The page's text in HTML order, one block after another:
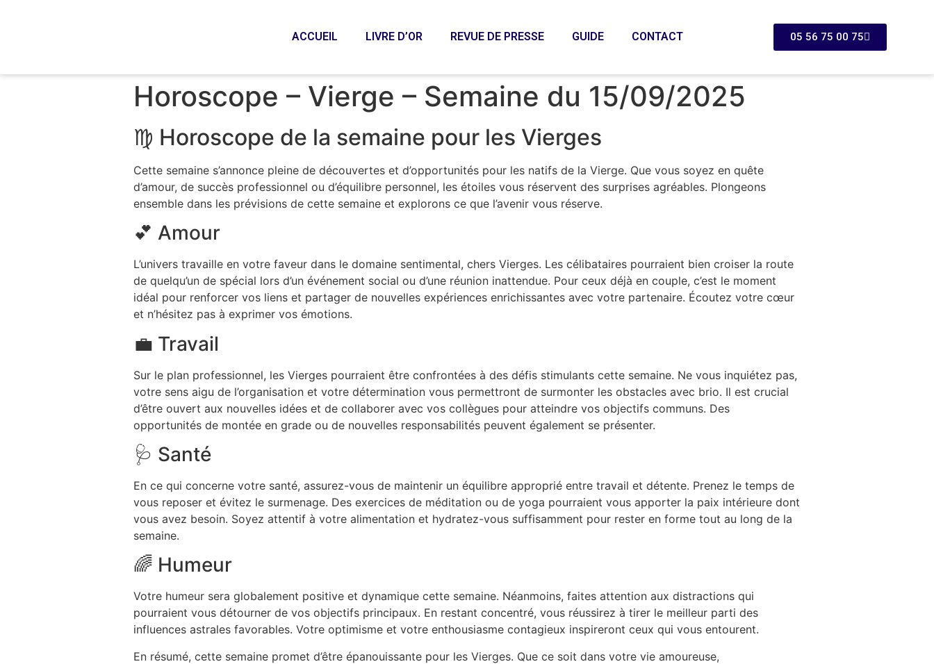
ACCUEIL LIVRE D’OR REVUE DE PRESSE GUIDE CONTACT 05 56 75 00 75
Horoscope – Vierge – Semaine du 15/09/2025
♍ Horoscope de la semaine pour les Vierges
Cette semaine s’annonce pleine de découvertes et d’opportunités pour les natifs de la Vierge. Que vous soyez en quête
d’amour, de succès professionnel ou d’équilibre personnel, les étoiles vous réservent des surprises agréables. Plongeons
ensemble dans les prévisions de cette semaine et explorons ce que l’avenir vous réserve.
💕 Amour
L’univers travaille en votre faveur dans le domaine sentimental, chers Vierges. Les célibataires pourraient bien croiser la route
de quelqu’un de spécial lors d’un événement social ou d’une réunion inattendue. Pour ceux déjà en couple, c’est le moment
idéal pour renforcer vos liens et partager de nouvelles expériences enrichissantes avec votre partenaire. Écoutez votre cœur
et n’hésitez pas à exprimer vos émotions.
💼 Travail
Sur le plan professionnel, les Vierges pourraient être confrontées à des défis stimulants cette semaine. Ne vous inquiétez pas,
votre sens aigu de l’organisation et votre détermination vous permettront de surmonter les obstacles avec brio. Il est crucial
d’être ouvert aux nouvelles idées et de collaborer avec vos collègues pour atteindre vos objectifs communs. Des
opportunités de montée en grade ou de nouvelles responsabilités peuvent également se présenter.
🩺 Santé
En ce qui concerne votre santé, assurez-vous de maintenir un équilibre approprié entre travail et détente. Prenez le temps de
vous reposer et évitez le surmenage. Des exercices de méditation ou de yoga pourraient vous apporter la paix intérieure dont
vous avez besoin. Soyez attentif à votre alimentation et hydratez-vous suffisamment pour rester en forme tout au long de la
semaine.
🌈 Humeur
Votre humeur sera globalement positive et dynamique cette semaine. Néanmoins, faites attention aux distractions qui
pourraient vous détourner de vos objectifs principaux. En restant concentré, vous réussirez à tirer le meilleur parti des
influences astrales favorables. Votre optimisme et votre enthousiasme contagieux inspireront ceux qui vous entourent.
En résumé, cette semaine promet d’être épanouissante pour les Vierges. Que ce soit dans votre vie amoureuse,